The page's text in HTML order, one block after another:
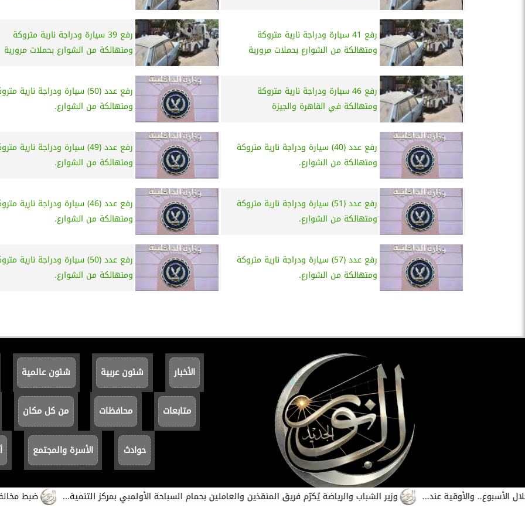
ضبط مخالفات مرورية《 655》لعدم وزير الشباب والرياضة يُكرّم فريق المنقذين والعاملين بحمام السباحة الأولمبي بمركز التنمية...
رفع 41 سيارة ودراجة نارية متروكة
ومتهالكة من الشوارع بحملات مرورية
رفع 39 سيارة ودراجة نارية متروكة
ومتهالكة من الشوارع بحملات مرورية
رفع 46 سيارة ودراجة نارية متروكة
ومتهالكة في القاهرة والجيزة
رفع عدد (50) سيارة ودراجة نارية
ومتهالكة من الشوارع.
رفع عدد (40) سيارة ودراجة نارية متروكة
ومتهالكة من الشوارع.
رفع عدد (49) سيارة ودراجة نارية
ومتهالكة من الشوارع.
رفع عدد (51) سيارة ودراجة نارية متروكة
ومتهالكة من الشوارع.
رفع عدد (46) سيارة ودراجة نارية
ومتهالكة من الشوارع.
رفع عدد (57) سيارة ودراجة نارية متروكة
ومتهالكة من الشوارع.
رفع عدد (50) سيارة ودراجة نارية
ومتهالكة من الشوارع.
الأخبار شئون عربية شئون عالمية
متابعات محافظات من كل مكان
حوادث الأسرة والمجتمع